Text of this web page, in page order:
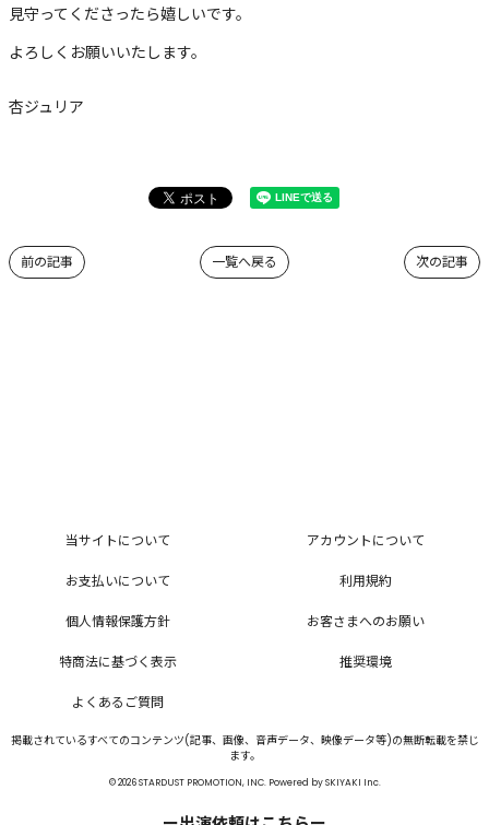
見守ってくださったら嬉しいです。
よろしくお願いいたします。
杏ジュリア
次の記事
一覧へ戻る
前の記事
当サイトについて アカウントについて
お支払いについて 利用規約
個人情報保護方針 お客さまへのお願い
特商法に基づく表示 推奨環境
よくあるご質問
掲載されているすべてのコンテンツ(記事、画像、音声データ、映像データ等)の無断転載を禁じ
ます。
© 2026 STARDUST PROMOTION, INC. Powered bySKIYAKI Inc.